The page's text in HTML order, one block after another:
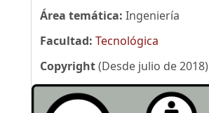
Área temática: Ingeniería
Facultad: Tecnológica
Copyright(Desde julio de 2018)